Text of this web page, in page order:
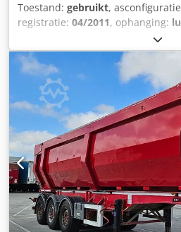
Toestand: gebruikt,
registratie: 04/2011, ophanging:
,
Bandenmaat: 385/65 R22.5
SAF Remmen: schijfremmen
Achteras 1: profiel links: 10 mm;
Achteras 2: profiel links: 13 mm;
Achteras 3: profiel links: 11 mm;
Gewichten Leeggewicht: 6.650 kg
Toegestane totaalgewicht: 39.000